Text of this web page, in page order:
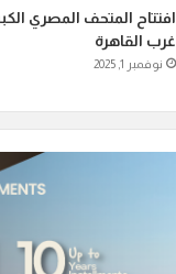
افتتاح المتحف المصري
غرب القاهرة
نوفمبر 1, 2025